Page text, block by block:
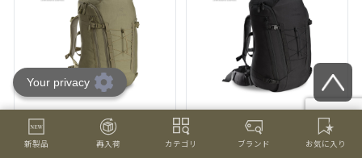
ARC'TERYX PRO
ASSAULT PACK 30 -
ARC'TERYX PRO
ASSAULT PACK 30 -
新製品 再入荷 カテゴリ ブランド お気に入り